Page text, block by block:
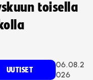
toisella
UUTISET
06.08.2
026